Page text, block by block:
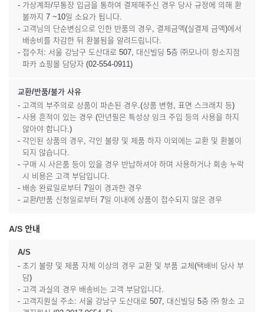
- 가상계좌/무통장 입금을 통하여 결제해주신 경우 당사 규정에 의해 환
불까지 7 ~10일 소요가 됩니다.
- 고객님의 단순변심으로 인한 반품의 경우, 결제금액(실결제 금액)에서
배송비를 차감한 뒤 환불됨을 알려드립니다.
- 접수처: 서울 강남구 도산대로 507, 대신빌딩 5층 ㈜모나미 항소지점
파카 쇼핑몰 담당자 (02-554-0911)
교환/반품/불가 사유
- 고객의 부주의로 상품이 파손된 경우.(상품 변형, 표면 스크래치 등)
- 사용 흔적이 있는 경우 (만년필은 특성상 잉크 주입 등의 사용을 하지
않아야 합니다.)
- 각인된 상품의 경우, 각인 불량 및 제품 하자 이외에는 교환 및 환불이
되지 않습니다.
- 구매 시 사은품 등이 있을 경우 반납하셔야 하며 사용하거나 회송 누락
시 비용은 고객 부담입니다.
- 배송 완료일로부터 7일이 경과한 경우
- 교환/반품 신청일로부터 7일 이내에 상품이 접수되지 않은 경우
A/S 안내
A/S
- 초기 불량 및 제품 자체 이상의 경우 교환 및 부품 교체(택배비 당사 부
담)
- 고객 과실의 경우 배송비는 고객 부담입니다.
- 고객지원실 주소: 서울 강남구 도산대로 507, 대신빌딩 5층 ㈜ 항소 고